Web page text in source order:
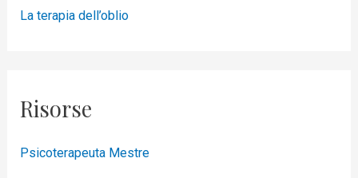
La terapia dell’oblio
Risorse
Psicoterapeuta Mestre